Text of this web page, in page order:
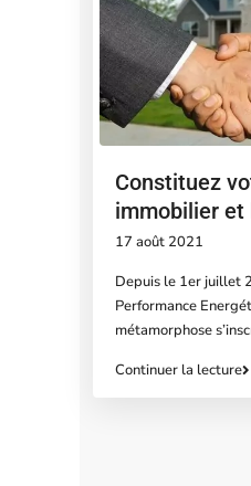
Constituez
immobilier et
17 août 2021
Depuis le 1er juillet
Performance
métamorphose
Continuer la lecture